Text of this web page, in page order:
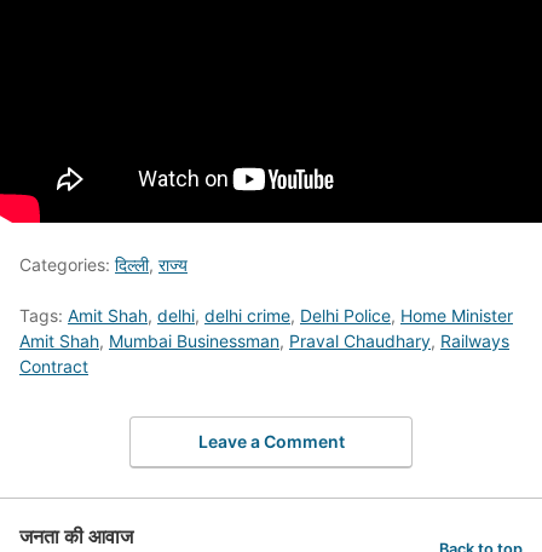
Categories: दिल्ली, राज्य
Tags: Amit Shah, delhi, delhi crime, Delhi Police, Home Minister
Amit Shah, Mumbai Businessman, Praval Chaudhary, Railways
Contract
Leave a Comment
जनता की आवाज